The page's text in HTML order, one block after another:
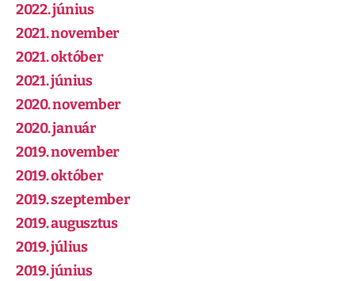
2022. június
2021. november
2021. október
2021. június
2020. november
2020. január
2019. november
2019. október
2019. szeptember
2019. augusztus
2019. július
2019. június